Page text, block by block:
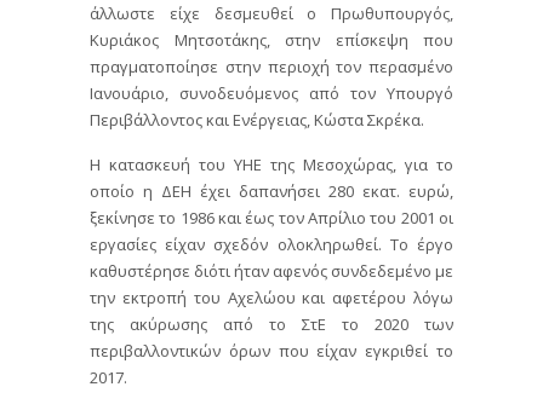
άλλωστε είχε δεσμευθεί ο Πρωθυπουργός,
Κυριάκος Μητσοτάκης, στην επίσκεψη που
πραγματοποίησε στην περιοχή τον περασμένο
Ιανουάριο, συνοδευόμενος από τον Υπουργό
Περιβάλλοντος και Ενέργειας, Κώστα Σκρέκα.
Η κατασκευή του ΥΗΕ της Μεσοχώρας, για το
οποίο η ΔΕΗ έχει δαπανήσει 280 εκατ. ευρώ,
ξεκίνησε το 1986 και έως τον Απρίλιο του 2001 οι
εργασίες είχαν σχεδόν ολοκληρωθεί. Το έργο
καθυστέρησε διότι ήταν αφενός συνδεδεμένο με
την εκτροπή του Αχελώου και αφετέρου λόγω
της ακύρωσης από το ΣτΕ το 2020 των
περιβαλλοντικών όρων που είχαν εγκριθεί το
2017.